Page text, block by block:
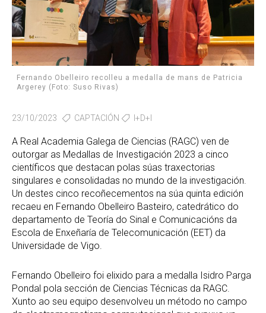
Fernando Obelleiro recolleu a medalla de mans de Patricia
Argerey (Foto: Suso Rivas)
23/10/2023 CAPTACIÓN I+D+I
A Real Academia Galega de Ciencias (RAGC) ven de
outorgar as Medallas de Investigación 2023 a cinco
científicos que destacan polas súas traxectorias
singulares e consolidadas no mundo de la investigación.
Un destes cinco recoñecementos na súa quinta edición
recaeu en Fernando Obelleiro Basteiro, catedrático do
departamento de Teoría do Sinal e Comunicacións da
Escola de Enxeñaría de Telecomunicación (EET) da
Universidade de Vigo.
Fernando Obelleiro foi elixido para a medalla Isidro Parga
Pondal pola sección de Ciencias Técnicas da RAGC.
Xunto ao seu equipo desenvolveu un método no campo